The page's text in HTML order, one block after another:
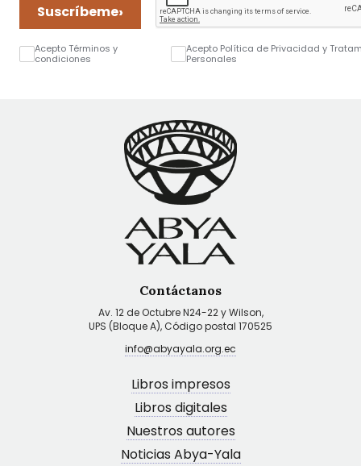
Suscríbeme›
Acepto Términos y
condiciones
Acepto Política de Privacidad y
Personales
Contáctanos
Av. 12 de Octubre N24-22 y Wilson,
UPS (Bloque A), Código postal 170525
info@abyayala.org.ec
Libros impresos
Libros digitales
Nuestros autores
Noticias Abya-Yala